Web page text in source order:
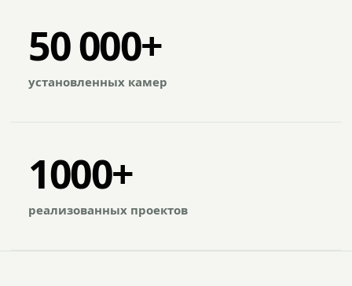
50 000+
установленных камер
1000+
реализованных проектов